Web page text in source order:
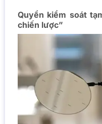
Quyền kiểm soát
chiến lược”